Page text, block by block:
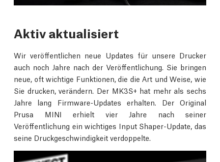
Aktiv aktualisiert
Wir veröffentlichen neue Updates für unsere Drucker
auch noch Jahre nach der Veröffentlichung. Sie bringen
neue, oft wichtige Funktionen, die die Art und Weise, wie
Sie drucken, verändern. Der MK3S+ hat mehr als sechs
Jahre lang Firmware-Updates erhalten. Der Original
Prusa MINI erhielt vier Jahre nach seiner
Veröffentlichung ein wichtiges Input Shaper-Update, das
seine Druckgeschwindigkeit verdoppelte.